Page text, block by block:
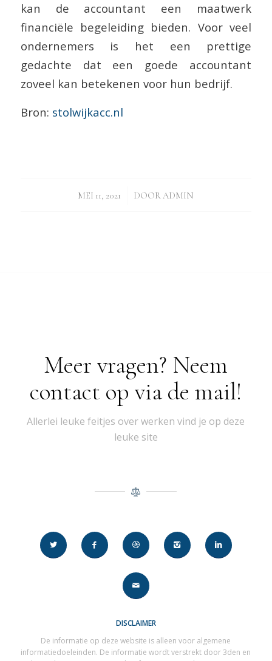
kan de accountant een maatwerk
financiële begeleiding bieden. Voor veel
ondernemers is het een prettige
gedachte dat een goede accountant
zoveel kan betekenen voor hun bedrijf.
Bron: stolwijkacc.nl
MEI 11, 2021
/ DOORADMIN
Meer vragen? Neem
contact op via de mail!
Allerlei leuke feitjes over werken vind je op deze
leuke site
DISCLAIMER
De informatie op deze website is alleen voor algemene
informatiedoeleinden. De informatie wordt verstrekt door 3den en